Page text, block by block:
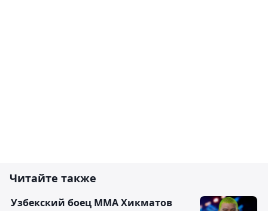
Читайте также
Узбекский боец ММА Хикматов